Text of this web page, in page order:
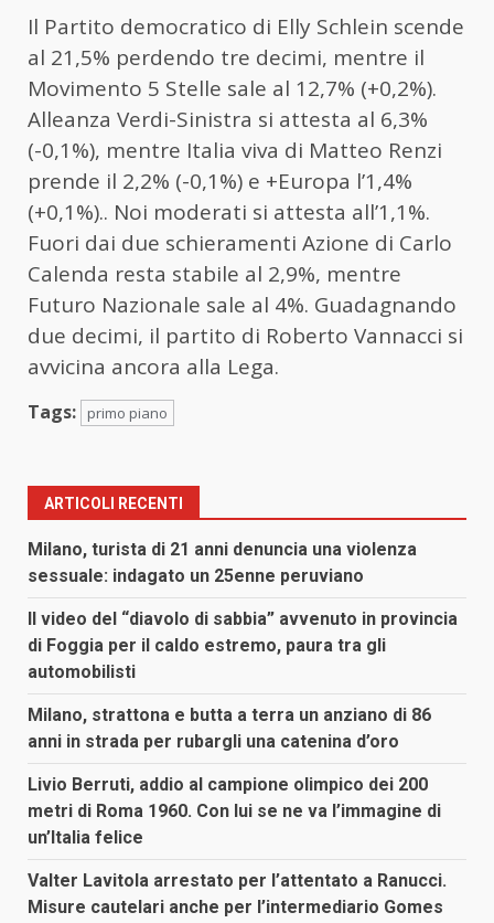
Il Partito democratico di Elly Schlein scende
al 21,5% perdendo tre decimi, mentre il
Movimento 5 Stelle sale al 12,7% (+0,2%).
Alleanza Verdi-Sinistra si attesta al 6,3%
(-0,1%), mentre Italia viva di Matteo Renzi
prende il 2,2% (-0,1%) e +Europa l’1,4%
(+0,1%).. Noi moderati si attesta all’1,1%.
Fuori dai due schieramenti Azione di Carlo
Calenda resta stabile al 2,9%, mentre
Futuro Nazionale sale al 4%. Guadagnando
due decimi, il partito di Roberto Vannacci si
avvicina ancora alla Lega.
Tags: primo piano
ARTICOLI RECENTI
Milano, turista di 21 anni denuncia una violenza
sessuale: indagato un 25enne peruviano
Il video del “diavolo di sabbia” avvenuto in provincia
di Foggia per il caldo estremo, paura tra gli
automobilisti
Milano, strattona e butta a terra un anziano di 86
anni in strada per rubargli una catenina d’oro
Livio Berruti, addio al campione olimpico dei 200
metri di Roma 1960. Con lui se ne va l’immagine di
un’Italia felice
Valter Lavitola arrestato per l’attentato a Ranucci.
Misure cautelari anche per l’intermediario Gomes